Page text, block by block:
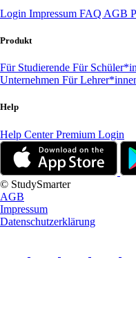
Login Impressum FAQ AGB
Produkt
Für Studierende Für
Unternehmen Für
Help
Help CenterPremium Login
© StudySmarter
AGB
Impressum
Datenschutzerklärung